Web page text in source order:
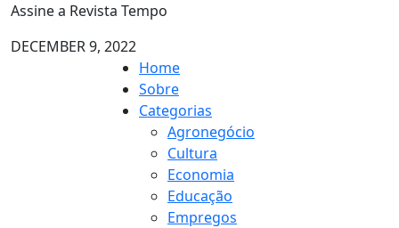
Assine a Revista Tempo
DECEMBER 9, 2022
Home
Sobre
Categorias
Agronegócio
Cultura
Economia
Educação
Empregos